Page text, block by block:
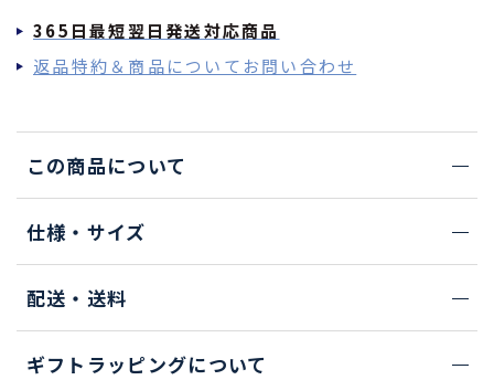
365日最短翌日発送対応商品
返品特約＆商品についてお問い合わせ
この商品について
仕様・サイズ
配送・送料
ギフトラッピングについて